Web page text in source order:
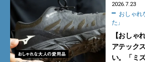
2026.7.23
た」
【おしゃ
アテック
い。「ミ